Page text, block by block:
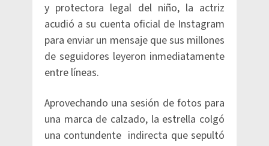
y protectora legal del niño, la actriz
acudió a su cuenta oficial de Instagram
para enviar un mensaje que sus millones
de seguidores leyeron inmediatamente
entre líneas.
Aprovechando una sesión de fotos para
una marca de calzado, la estrella colgó
una contundente indirecta que sepultó